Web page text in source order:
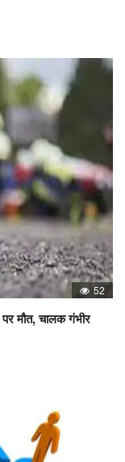
52
मौत, चालक गंभीर